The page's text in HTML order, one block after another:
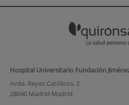
Hospital Universitario Fundación
Avda. Reyes Católicos, 2
28040 Madrid Madrid